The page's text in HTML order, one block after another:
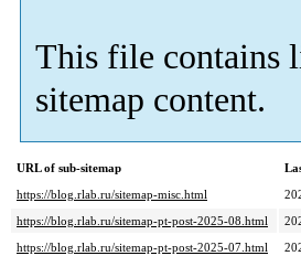
This file contains
sitemap content.
URL of sub-sitemap
https://blog.rlab.ru/sitemap-misc.html
https://blog.rlab.ru/sitemap-pt-post-2025-08.html
https://blog.rlab.ru/sitemap-pt-post-2025-07.html